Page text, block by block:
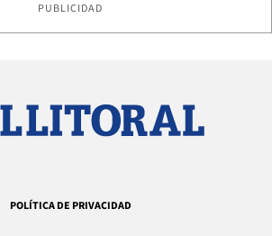
PUBLICIDAD
POLÍTICA DE PRIVACIDAD